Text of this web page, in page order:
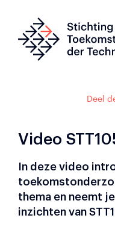
Deel
Video
In deze video
thema en neemt
inzichten van